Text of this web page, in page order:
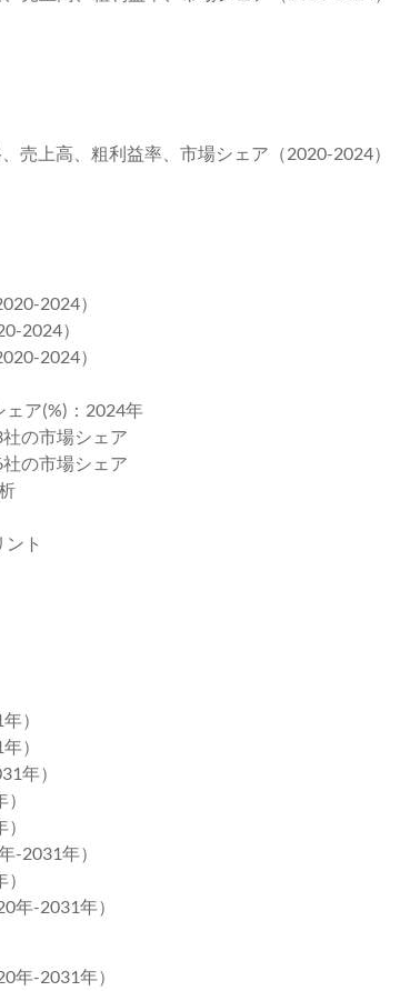
売上高、粗利益率、市場シェア（2020-2024）
2024）
2024）
2024）
ェア(%)：2024年
の市場シェア
の市場シェア
ト
）
）
年）
-2031年）
年-2031年）
年-2031年）